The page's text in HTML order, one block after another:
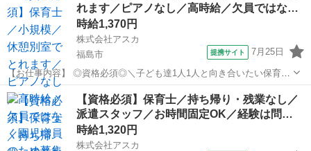
れます／ピアノなし／高時給／欠員ではな…
時給1,370円
株式会社アスカ
福島市
提携サイト 7月25日
【お仕事内容】 ◎資格必須◎＼子ども達1人1人と向き合いたい保育士
さん募集／ ～お仕事内容～ 0～2歳児の保育業務全般お願いします★
定員：18名 現在の園児数↓ 0歳児：2名（→5名まで増える予定） 1歳
児：6名 2歳...
福島 保育士
【資格必須】保育士／持ち帰り・残業なし／
派遣スタッフ／お時間固定OK／経験は問…
時給1,320円
株式会社アスカ